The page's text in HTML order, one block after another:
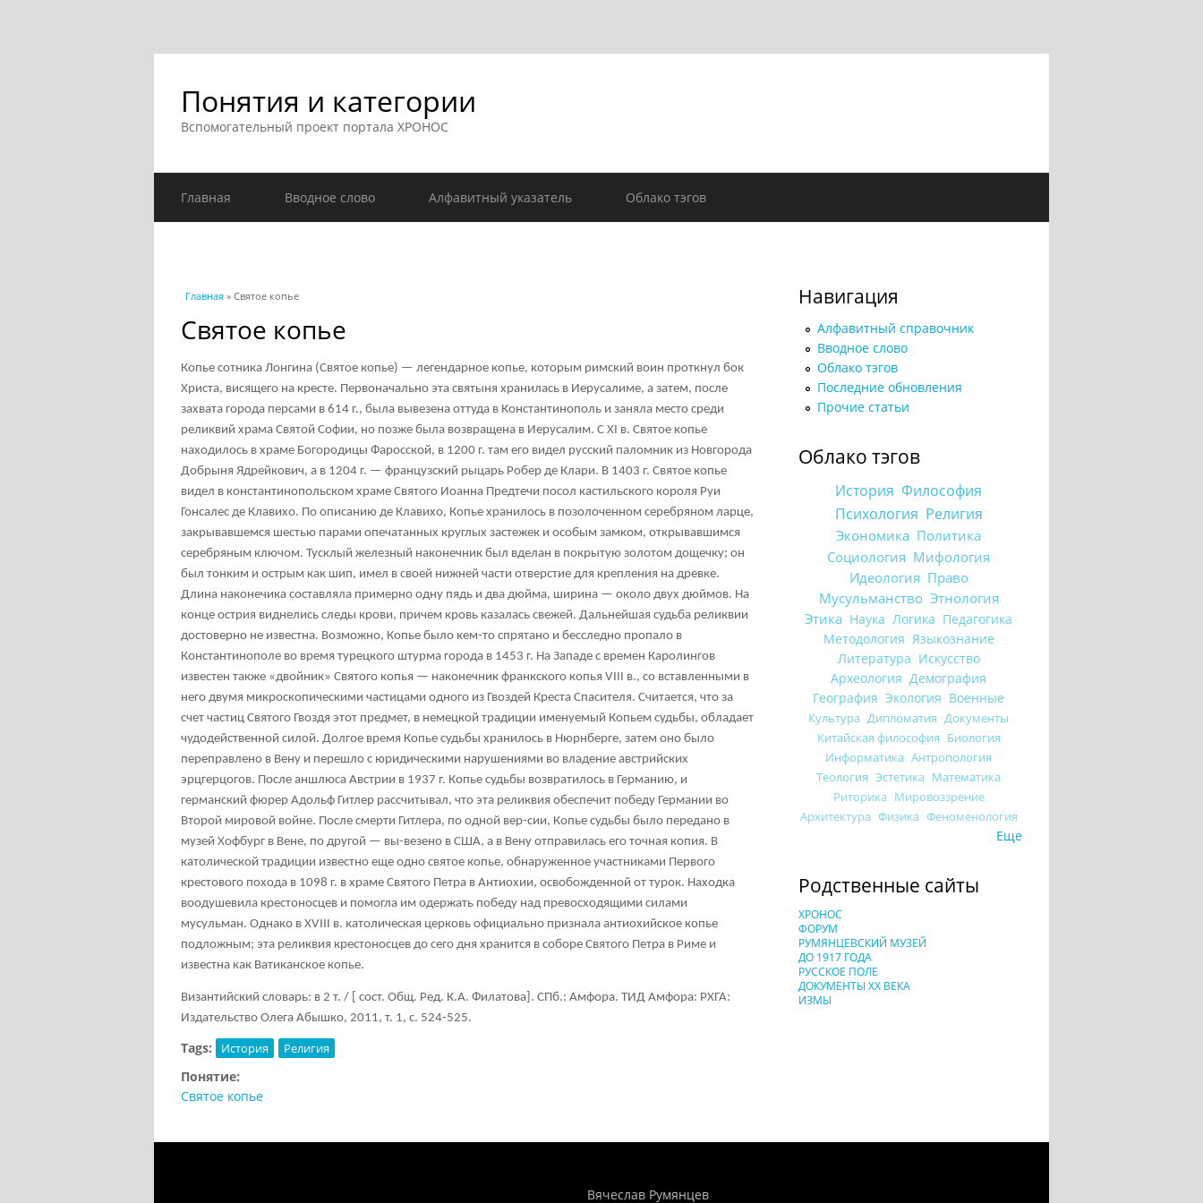
Понятия и категории
Вспомогательный проект портала ХРОНОС
Главная Вводное слово Алфавитный указатель Облако тэгов
Вы здесь
Главная » Святое копье
Святое копье
Копье сотника Лонгина (Святое копье) — легендарное копье, которым римский воин проткнул бок
Христа, висящего на кресте. Первоначально эта святыня хранилась в Иерусалиме, а затем, после
захвата города персами в 614 г., была вывезена оттуда в Константинополь и заняла место среди
реликвий храма Святой Софии, но позже была возвращена в Иерусалим. С XI в. Святое копье
находилось в храме Богородицы Фаросской, в 1200 г. там его видел русский паломник из Новгорода
Добрыня Ядрейкович, а в 1204 г. — французский рыцарь Робер де Клари. В 1403 г. Святое копье
видел в константинопольском храме Святого Иоанна Предтечи посол кастильского короля Руи
Гонсалес де Клавихо. По описанию де Клавихо, Копье хранилось в позолоченном серебряном ларце,
закрывавшемся шестью парами опечатанных круглых застежек и особым замком, открывавшимся
серебряным ключом. Тусклый железный наконечник был вделан в покрытую золотом дощечку; он
был тонким и острым как шип, имел в своей нижней части отверстие для крепления на древке.
Длина наконечика составляла примерно одну пядь и два дюйма, ширина — около двух дюймов. На
конце острия виднелись следы крови, причем кровь казалась свежей. Дальнейшая судьба реликвии
достоверно не известна. Возможно, Копье было кем-то спрятано и бесследно пропало в
Константинополе во время турецкого штурма города в 1453 г. На Западе с времен Каролингов
известен также «двойник» Святого копья — наконечник франкского копья VIII в., со вставленными в
него двумя микроскопическими частицами одного из Гвоздей Креста Спасителя. Считается, что за
счет частиц Святого Гвоздя этот предмет, в немецкой традиции именуемый Копьем судьбы, обладает
чудодейственной силой. Долгое время Копье судьбы хранилось в Нюрнберге, затем оно было
переправлено в Вену и перешло с юридическими нарушениями во владение австрийских
эрцгерцогов. После аншлюса Австрии в 1937 г. Копье судьбы возвратилось в Германию, и
германский фюрер Адольф Гитлер рассчитывал, что эта реликвия обеспечит победу Германии во
Второй мировой войне. После смерти Гитлера, по одной вер-сии, Копье судьбы было передано в
музей Хофбург в Вене, по другой — вы-везено в США, а в Вену отправилась его точная копия. В
католической традиции известно еще одно святое копье, обнаруженное участниками Первого
крестового похода в 1098 г. в храме Святого Петра в Антиохии, освобожденной от турок. Находка
воодушевила крестоносцев и помогла им одержать победу над превосходящими силами
мусульман. Однако в XVIII в. католическая церковь официально признала антиохийское копье
подложным; эта реликвия крестоносцев до сего дня хранится в соборе Святого Петра в Риме и
известна как Ватиканское копье.
Византийский словарь: в 2 т. / [ сост. Общ. Ред. К.А. Филатова]. СПб.: Амфора. ТИД Амфора: РХГА:
Издательство Олега Абышко, 2011, т. 1, с. 524-525.
Tags: История Религия
Понятие:
Святое копье
Навигация
Алфавитный справочник
Вводное слово
Облако тэгов
Последние обновления
Прочие статьи
Облако тэгов
История Философия
Психология Религия
Экономика Политика
Социология Мифология
Идеология Право
Мусульманство Этнология
Этика Наука Логика Педагогика
Методология Языкознание
Литература Искусство
Археология Демография
География Экология Военные
Культура Дипломатия Документы
Китайская философия Биология
Информатика Антропология
Теология Эстетика Математика
Риторика Мировоззрение
Архитектура Физика Феноменология
Еще
Родственные сайты
ХРОНОС
ФОРУМ
РУМЯНЦЕВСКИЙ МУЗЕЙ
ДО 1917 ГОДА
РУССКОЕ ПОЛЕ
ДОКУМЕНТЫ XX ВЕКА
ИЗМЫ
Вячеслав Румянцев